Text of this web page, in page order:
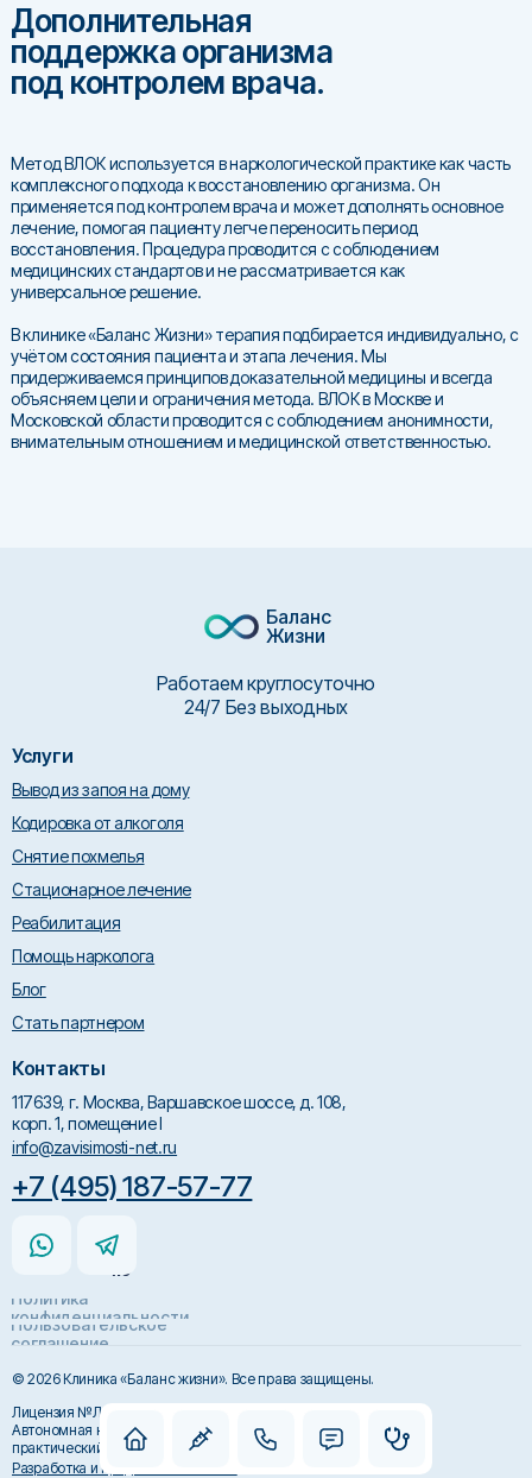
Дополнительная
поддержка организма
под контролем врача.
Метод ВЛОК используется в наркологической практике как часть
комплексного подхода к восстановлению организма. Он
применяется под контролем врача и может дополнять основное
лечение, помогая пациенту легче переносить период
восстановления. Процедура проводится с соблюдением
медицинских стандартов и не рассматривается как
универсальное решение.
В клинике «Баланс Жизни» терапия подбирается индивидуально, с
учётом состояния пациента и этапа лечения. Мы
придерживаемся принципов доказательной медицины и всегда
объясняем цели и ограничения метода. ВЛОК в Москве и
Московской области проводится с соблюдением анонимности,
внимательным отношением и медицинской ответственностью.
Услуги
Контакты
Жизни
Баланс
Работаем круглосуточно
24/7 Без выходных
Вывод из запоя на дому
Стать партнером
Блог
117639, г. Москва, Варшавское шоссе, д. 108,
корп. 1, помещение I
info@zavisimosti-net.ru
Кодировка от алкоголя
Снятие похмелья
Стационарное лечение
Реабилитация
Помощь нарколога
Разработка и продвижение – KNBR
© 2026 Клиника «Баланс жизни». Все права защищены.
Политика
конфиденциальности
Пользовательское
соглашение
Лицензия №Л041-01137-77/00313162
Автономная некоммерческая организация "Научно-
практический центр исследования и экспертиз"
+7 (495) 187-57-77